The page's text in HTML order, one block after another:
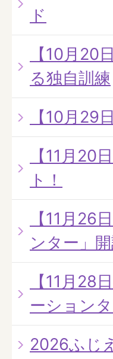
ド
【10月20
る独自訓練
【10月29
【11月
ト！
【11月26
ンター」
【11月28
ーション
2026ふじ